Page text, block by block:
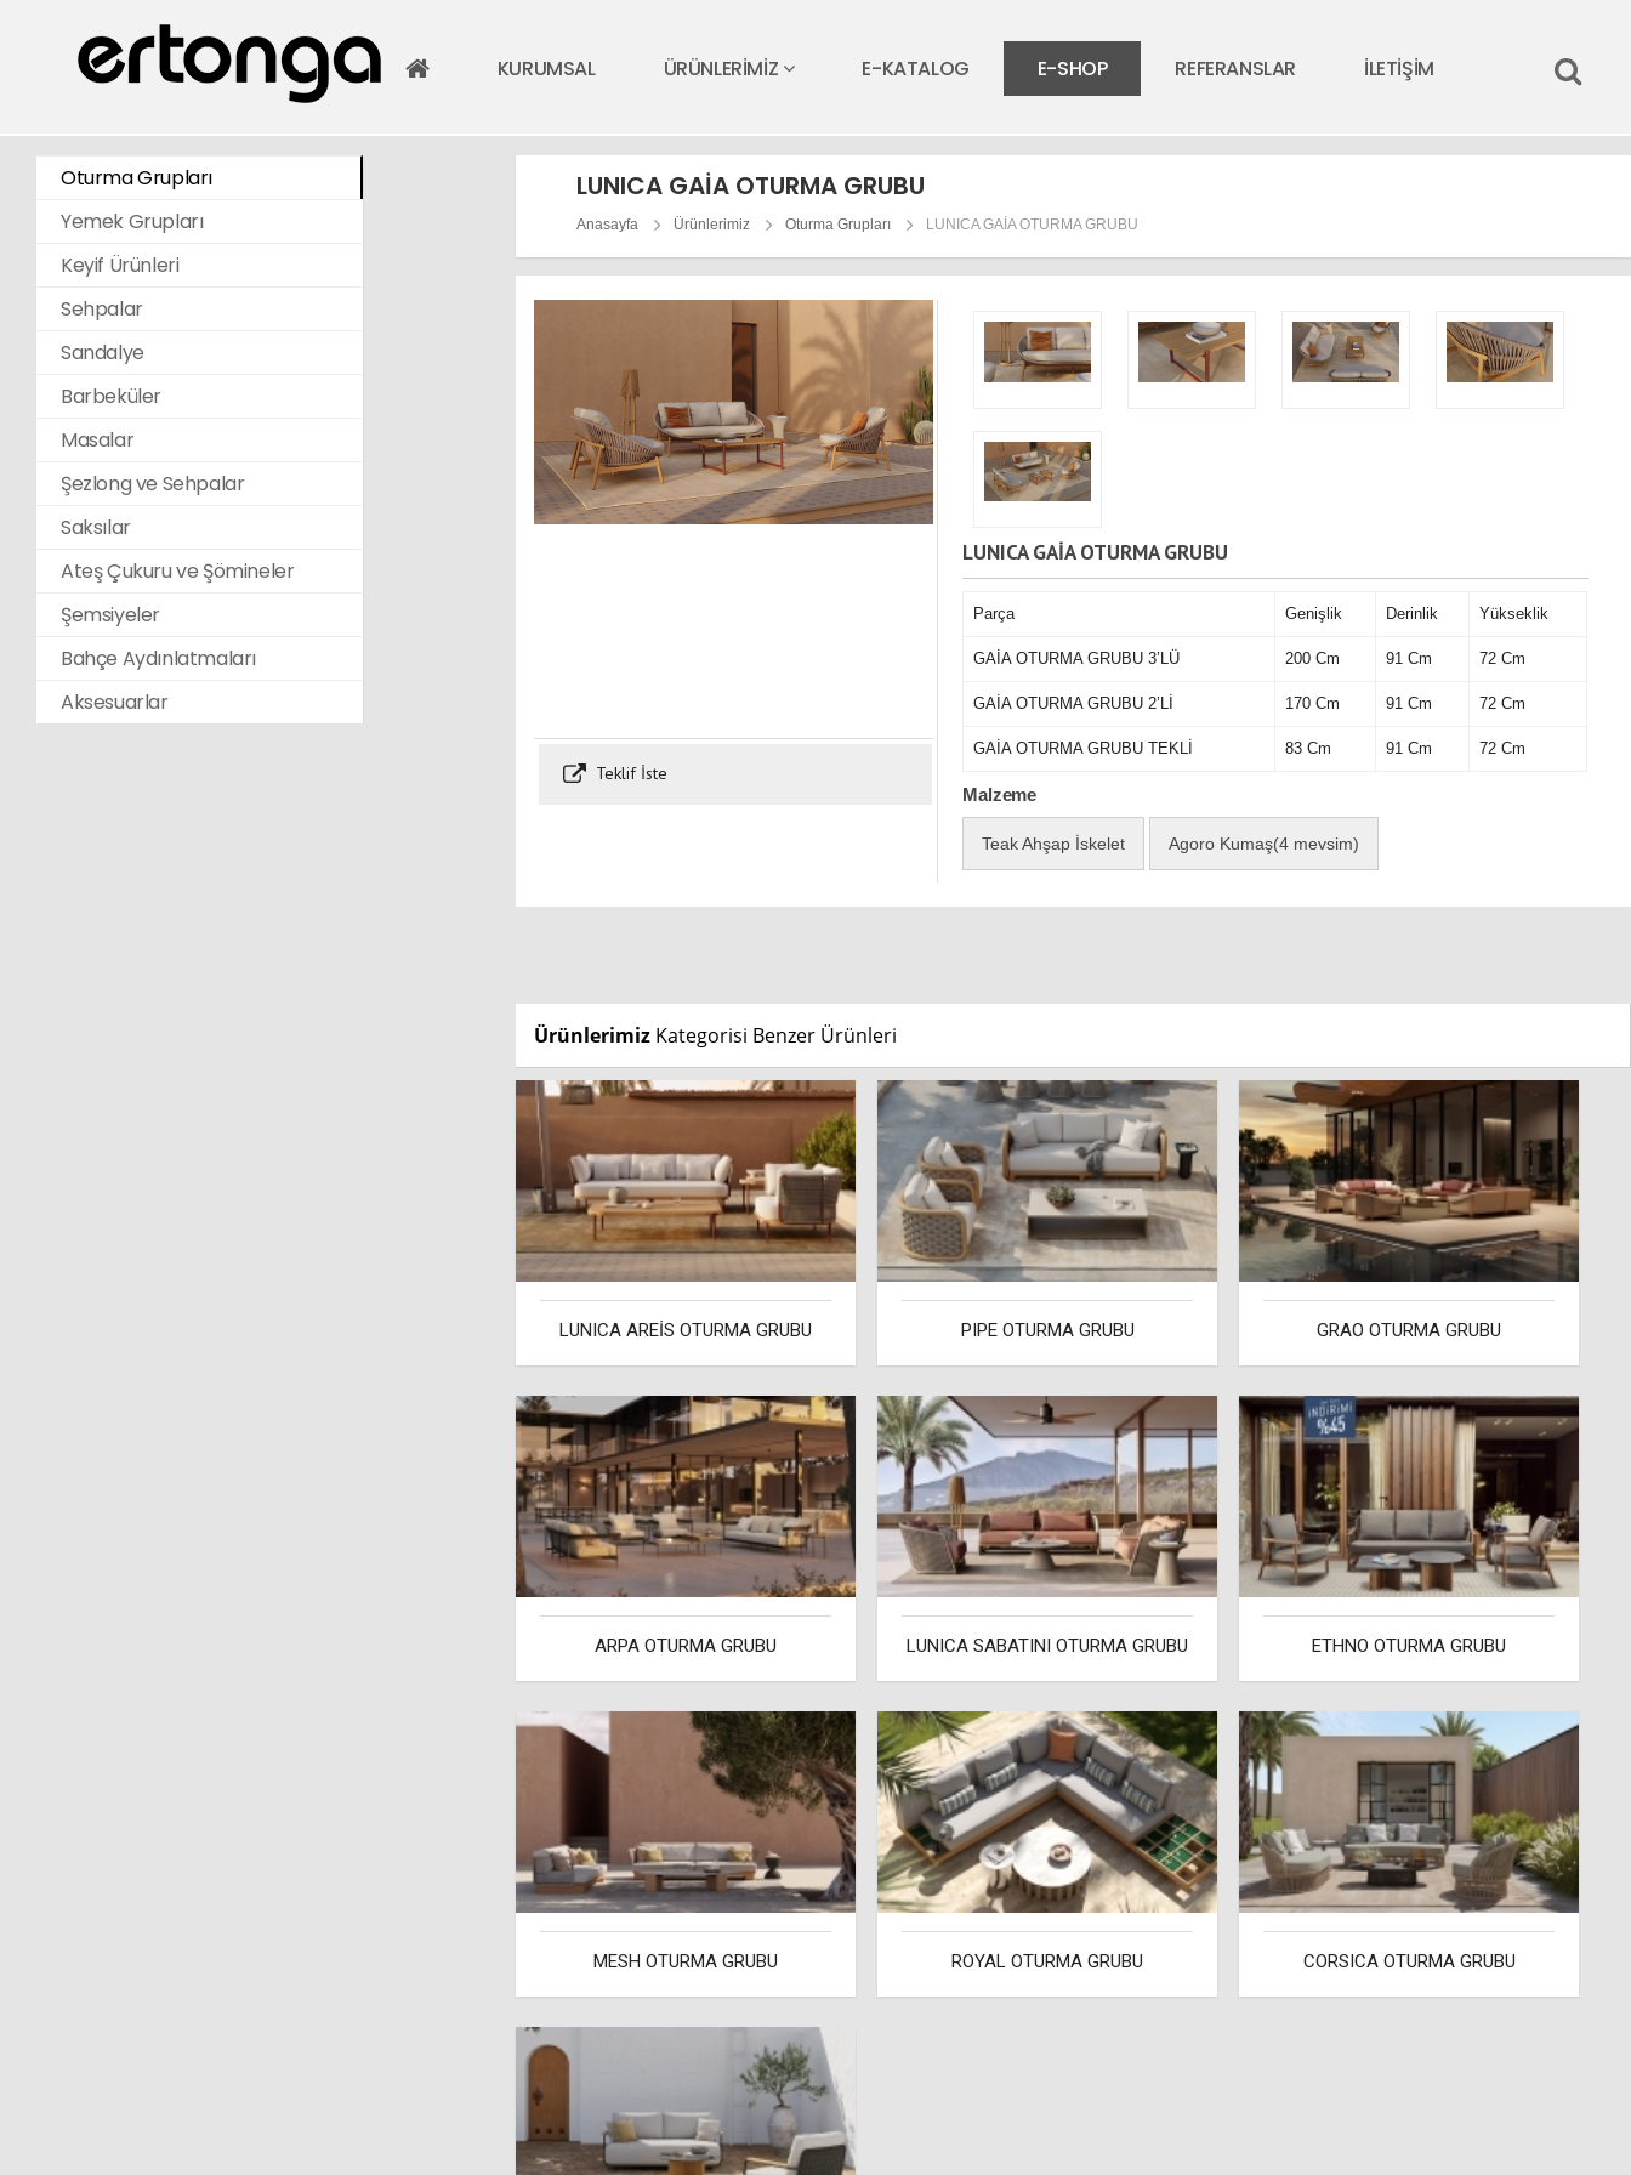
KURUMSAL ÜRÜNLERİMİZ E-KATALOG E-SHOP REFERANSLAR İLETİŞİM
Oturma Grupları
Yemek Grupları
Keyif Ürünleri
Sehpalar
Sandalye
Barbeküler
Masalar
Şezlong ve Sehpalar
Saksılar
Ateş Çukuru ve Şömineler
Şemsiyeler
Bahçe Aydınlatmaları
Aksesuarlar
LUNICA GAİA OTURMA GRUBU
Anasayfa Ürünlerimiz Oturma Grupları LUNICA GAİA OTURMA GRUBU
Teklif İste
LUNICA GAİA OTURMA GRUBU
Parça Genişlik Derinlik Yükseklik
GAİA OTURMA GRUBU 3’LÜ 200 Cm 91 Cm 72 Cm
GAİA OTURMA GRUBU 2’Lİ 170 Cm 91 Cm 72 Cm
GAİA OTURMA GRUBU TEKLİ 83 Cm 91 Cm 72 Cm
Malzeme
Teak Ahşap İskelet Agoro Kumaş(4 mevsim)
Ürünlerimiz Kategorisi Benzer Ürünleri
LUNICA AREİS OTURMA GRUBU PIPE OTURMA GRUBU GRAO OTURMA GRUBU
ARPA OTURMA GRUBU LUNICA SABATINI OTURMA GRUBU ETHNO OTURMA GRUBU
MESH OTURMA GRUBU ROYAL OTURMA GRUBU CORSICA OTURMA GRUBU